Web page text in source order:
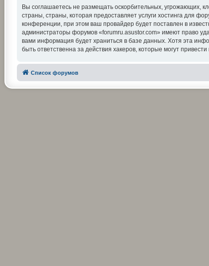
Вы соглашаетесь не размещать оскорбительных, угрожающих,
страны, страны, которая предоставляет услуги хостинга для
конференции, при этом ваш провайдер будет поставлен в
администраторы форумов «forumru.asustor.com» имеют право
вами информация будет храниться в базе данных. Хотя эта
быть ответственна за действия хакеров, которые могут
Список форумов